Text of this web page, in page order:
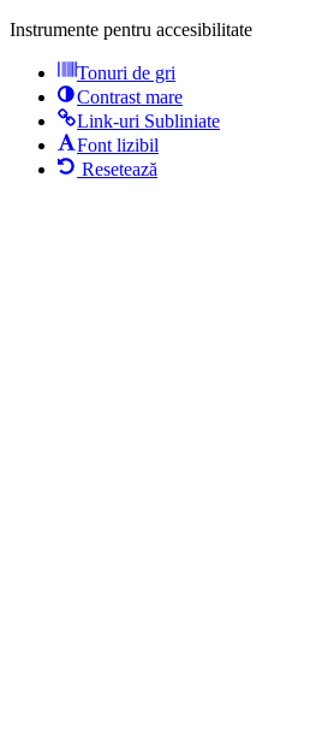
Instrumente pentru accesibilitate
Tonuri de gri
Contrast mare
Link-uri Subliniate
Font lizibil
Resetează